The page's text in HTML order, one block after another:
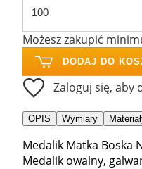
Możesz zakupić
DODAJ DO
Zaloguj się, aby
OPIS Wymiary
Medalik Matka Boska
Medalik owalny,